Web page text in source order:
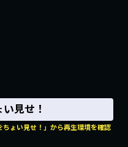
見せ！
ょい見せ！」から再生環境を確認